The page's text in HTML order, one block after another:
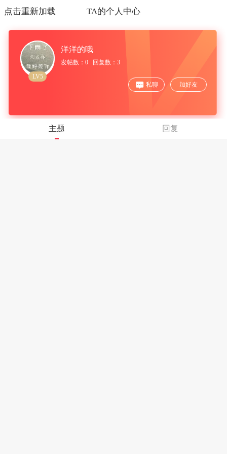
点击重新加载 TA的个人中心
LV5
洋洋的哦
发帖数：0 回复数：3
私聊 加好友
主题 回复